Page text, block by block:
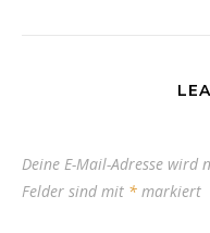
Deine E-Mail-Adresse wird
Felder sind mit * markiert